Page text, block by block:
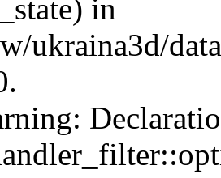
in
ukraina3d/